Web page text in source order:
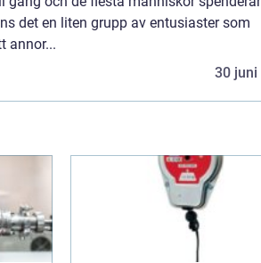
det en liten grupp av entusiaster som
annor...
30 juni